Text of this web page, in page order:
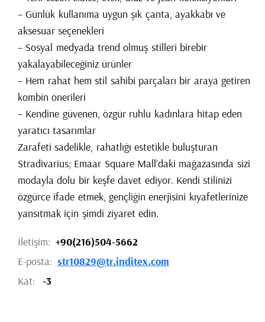
– Günlük kullanıma uygun şık çanta, ayakkabı ve
aksesuar seçenekleri
– Sosyal medyada trend olmuş stilleri birebir
yakalayabileceğiniz ürünler
– Hem rahat hem stil sahibi parçaları bir araya getiren
kombin önerileri
– Kendine güvenen, özgür ruhlu kadınlara hitap eden
yaratıcı tasarımlar
Zarafeti sadelikle, rahatlığı estetikle buluşturan
Stradivarius; Emaar Square Mall’daki mağazasında sizi
modayla dolu bir keşfe davet ediyor. Kendi stilinizi
özgürce ifade etmek, gençliğin enerjisini kıyafetlerinize
yansıtmak için şimdi ziyaret edin.
İletişim: +90(216)504-5662
E-posta: str10829@tr.inditex.com
Kat:
-3